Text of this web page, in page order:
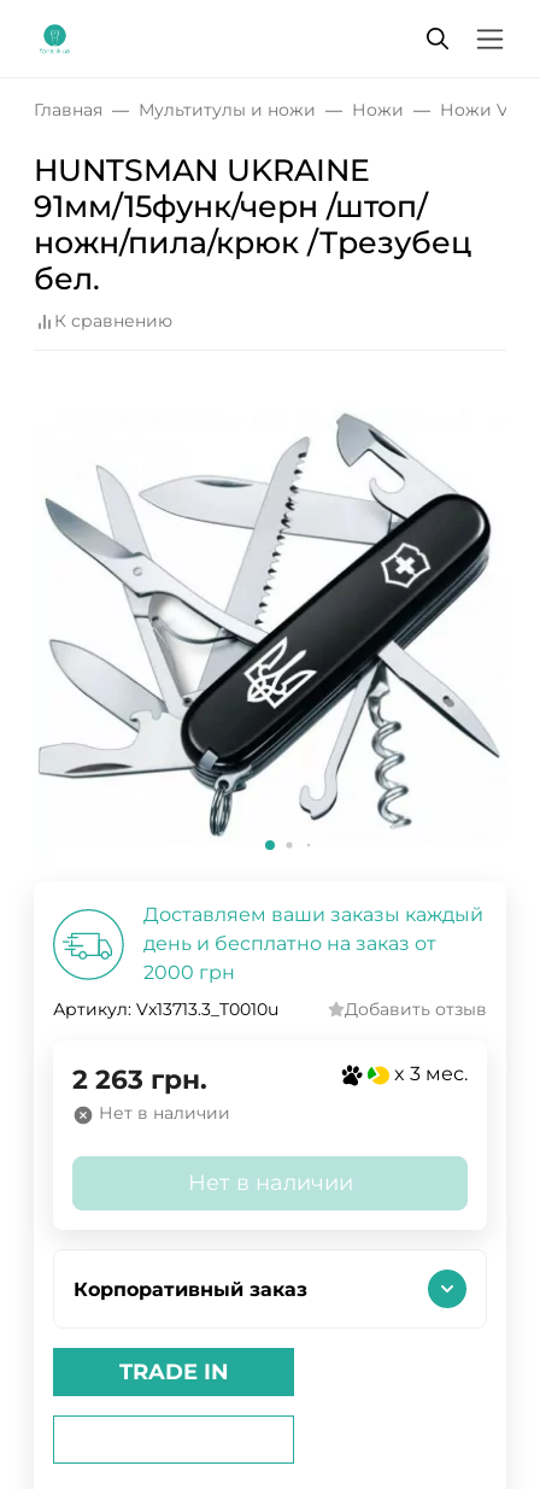
Главная Мультитулы и ножи Ножи Ножи
HUNTSMAN UKRAINE
91мм/15функ/черн /штоп/
ножн/пила/крюк /Трезубец
бел.
К сравнению
Доставляем ваши заказы каждый
день и бесплатно на заказ от
2000 грн
Артикул: Vx13713.3_T0010u Добавить отзыв
2 263 грн. x 3 мес.
Нет в наличии
Нет в наличии
Корпоративный заказ
TRADE IN